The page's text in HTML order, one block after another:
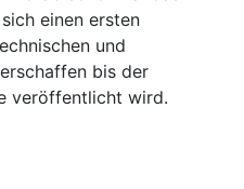
einen ersten
und
bis der
veröffentlicht wird.